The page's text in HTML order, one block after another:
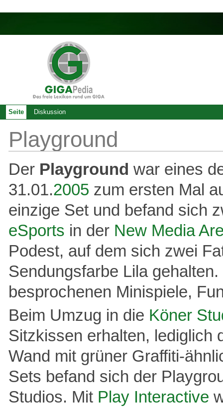
Playground
Der Playground war eines
31.01.2005 zum ersten Mal
einzige Set und befand sich
eSports in der New Media
Podest, auf dem sich zwei
Sendungsfarbe Lila
besprochenen Minispiele,
Beim Umzug in die Köner
Sitzkissen erhalten, lediglich
Wand mit grüner Graffiti-
Sets befand sich der
Studios. Mit Play Interactive
Seite Diskussion